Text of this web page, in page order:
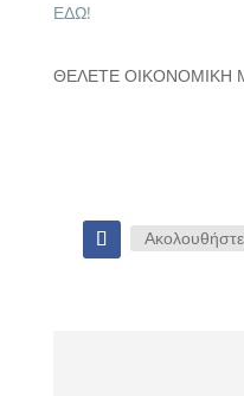
ΕΔΩ!
ΘΕΛΕΤΕ ΟΙΚΟΝΟΜΙΚΗ
Ακολουθήστε